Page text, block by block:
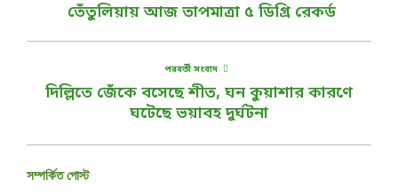
তেঁতুলিয়ায় আজ তাপমাত্রা ৫ ডিগ্রি রেকর্ড
পরবর্তী সংবাদ
দিল্লিতে জেঁকে বসেছে শীত, ঘন কুয়াশার কারণে
ঘটেছে ভয়াবহ দুর্ঘটনা
সম্পর্কিত পোস্ট